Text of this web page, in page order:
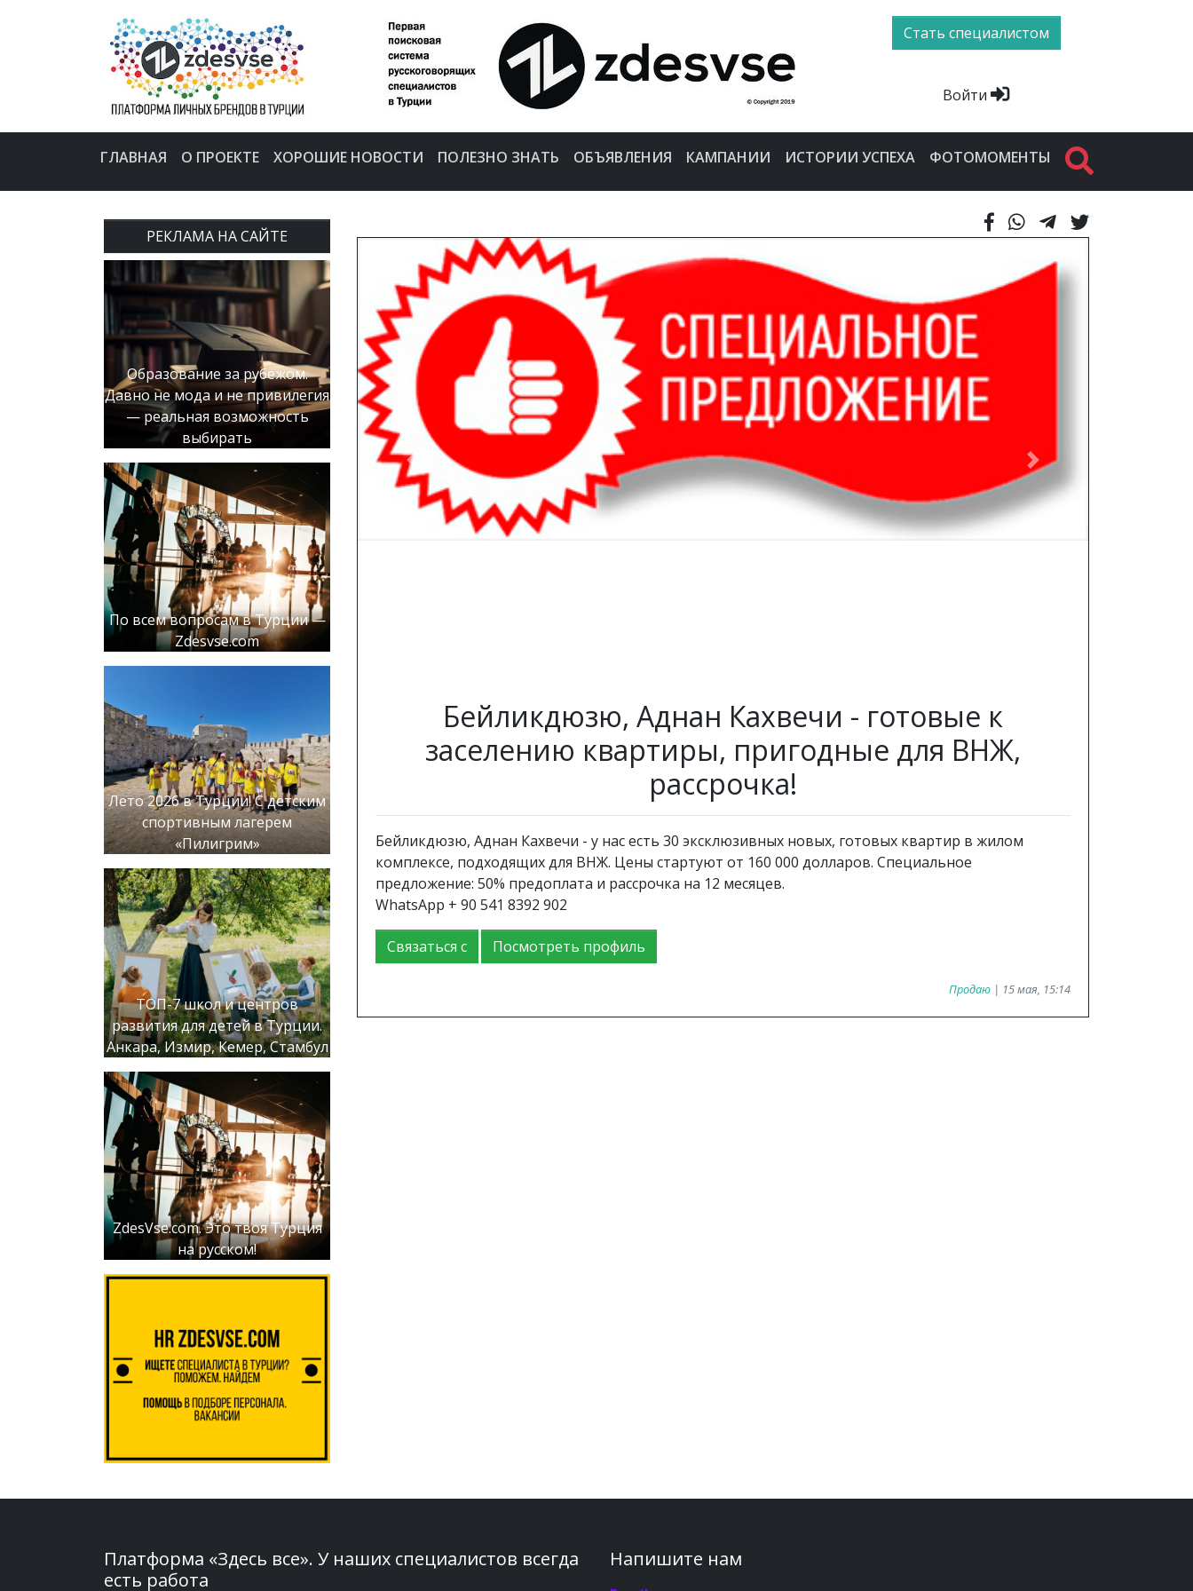
Стать специалистом
Войти
ГЛАВНАЯ О ПРОЕКТЕ ХОРОШИЕ НОВОСТИ ПОЛЕЗНО ЗНАТЬ ОБЪЯВЛЕНИЯ КАМПАНИИ ИСТОРИИ УСПЕХА ФОТОМОМЕНТЫ
РЕКЛАМА НА САЙТЕ
Образование за рубежом.
Давно не мода и не привилегия
— реальная возможность
выбирать
По всем вопросам в Турции —
Zdesvse.com
Лето 2026 в Турции! С детским
спортивным лагерем
«Пилигрим»
ТОП-7 школ и центров
развития для детей в Турции.
Анкара, Измир, Кемер, Стамбул
ZdesVse.com. Это твоя Турция
на русском!
Previous Next
Бейликдюзю, Аднан Кахвечи - готовые к
заселению квартиры, пригодные для ВНЖ,
рассрочка!
Бейликдюзю, Аднан Кахвечи - у нас есть 30 эксклюзивных новых, готовых квартир в жилом
комплексе, подходящих для ВНЖ. Цены стартуют от 160 000 долларов. Специальное
предложение: 50% предоплата и рассрочка на 12 месяцев.
WhatsApp + 90 541 8392 902
Связаться с Посмотреть профиль
Продаю | 15 мая, 15:14
Платформа «Здесь все». У наших специалистов всегда
есть работа
Напишите нам